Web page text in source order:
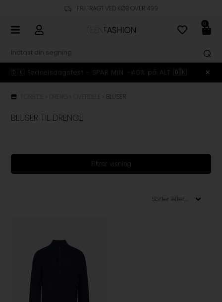
FRI FRAGT VED KØB OVER 499
0
🇩🇰 Fødselsdagsfest - SPAR MIN. -40% på ALT 🇩🇰
BLUSER
BLUSER TIL DRENGE
Filtrer visning